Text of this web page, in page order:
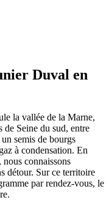
Duval en
la vallée de la Marne,
de Seine du sud, entre
semis de bourgs
à condensation. En
connaissons
détour. Sur ce territoire
par rendez-vous, le